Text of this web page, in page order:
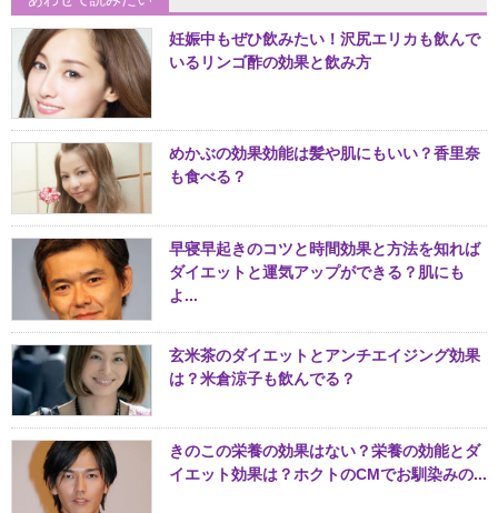
妊娠中もぜひ飲みたい！沢尻エリカも飲んで
いるリンゴ酢の効果と飲み方
めかぶの効果効能は髪や肌にもいい？香里奈
も食べる？
早寝早起きのコツと時間効果と方法を知れば
ダイエットと運気アップができる？肌にも
よ...
玄米茶のダイエットとアンチエイジング効果
は？米倉涼子も飲んでる？
きのこの栄養の効果はない？栄養の効能とダ
イエット効果は？ホクトのCMでお馴染みの...